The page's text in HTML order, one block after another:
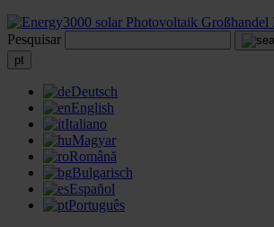
Pesquisar
pt
Deutsch
English
Italiano
Magyar
Română
Bulgarisch
Español
Português